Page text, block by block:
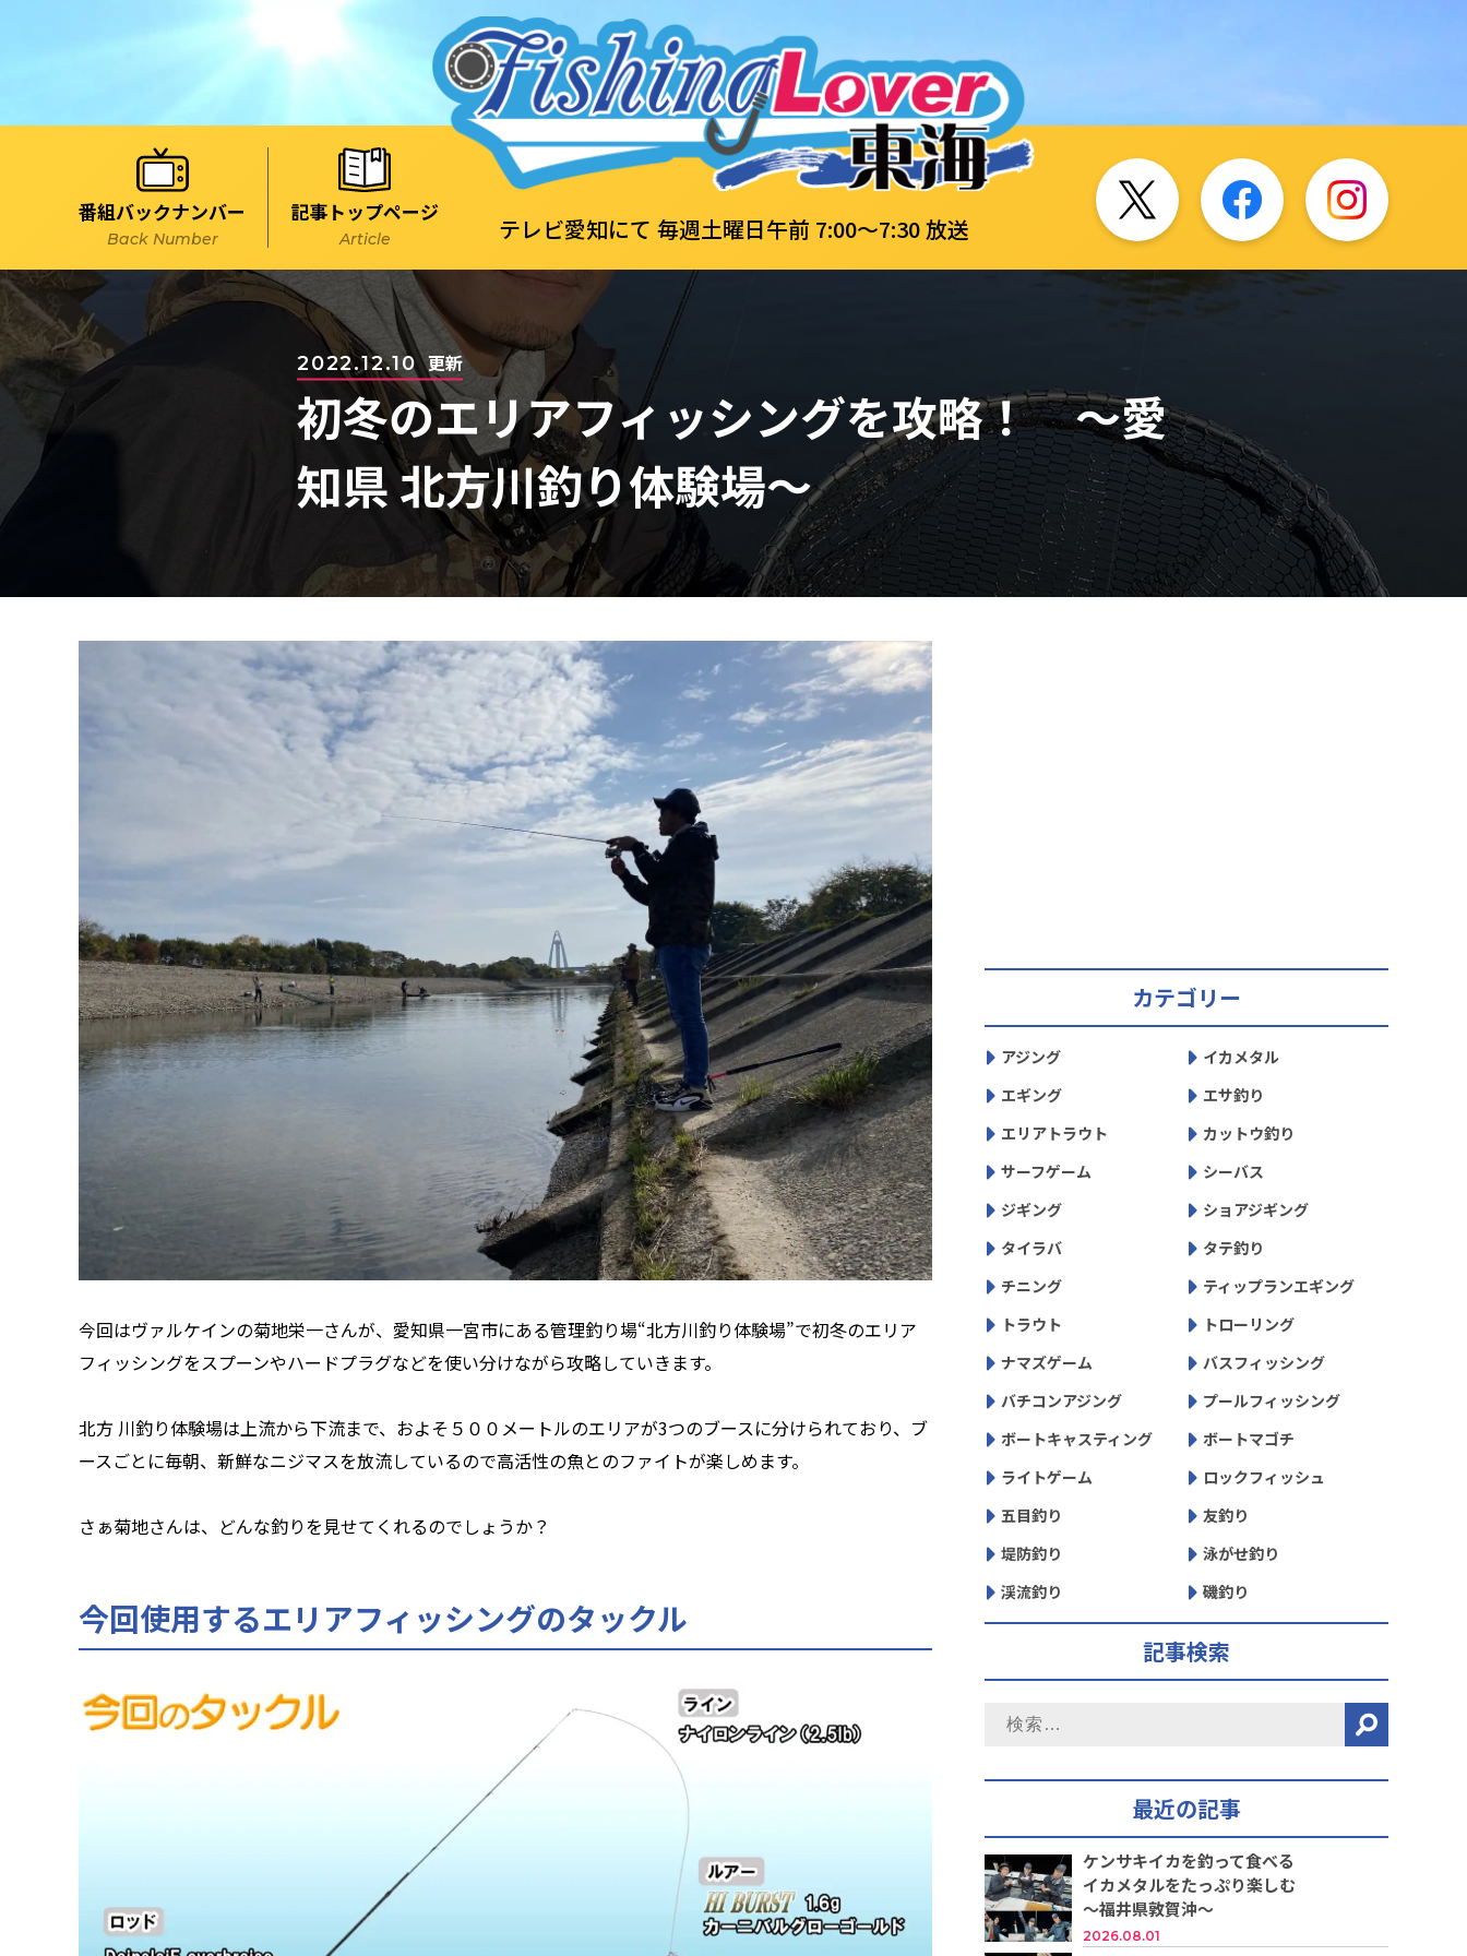
テレビ愛知にて 毎週土曜日午前 7:00～7:30 放送
番組バックナンバー
Back Number
記事トップページ
Article
2022.12.10 更新
初冬のエリアフィッシングを攻略！ ～愛
知県 北方川釣り体験場～
今回はヴァルケインの菊地栄一さんが、愛知県一宮市にある管理釣り場“北方川釣り体験場”で初冬のエリア
フィッシングをスプーンやハードプラグなどを使い分けながら攻略していきます。
北方 川釣り体験場は上流から下流まで、およそ５００メートルのエリアが3つのブースに分けられており、ブ
ースごとに毎朝、新鮮なニジマスを放流しているので高活性の魚とのファイトが楽しめます。
さぁ菊地さんは、どんな釣りを見せてくれるのでしょうか？
今回使用するエリアフィッシングのタックル
カテゴリー
アジング
イカメタル
エギング
エサ釣り
エリアトラウト
カットウ釣り
サーフゲーム
シーバス
ジギング
ショアジギング
タイラバ
タテ釣り
チニング
ティップランエギング
トラウト
トローリング
ナマズゲーム
バスフィッシング
バチコンアジング
プールフィッシング
ボートキャスティング
ボートマゴチ
ライトゲーム
ロックフィッシュ
五目釣り
友釣り
堤防釣り
泳がせ釣り
渓流釣り
磯釣り
記事検索
最近の記事
ケンサキイカを釣って食べる
イカメタルをたっぷり楽しむ
～福井県敦賀沖～
2026.08.01